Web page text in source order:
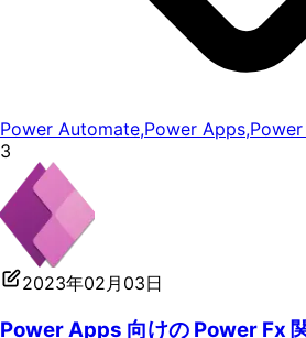
Power Automate,Power Apps,
3
2023年02月03日
Power Apps 向けの Power Fx